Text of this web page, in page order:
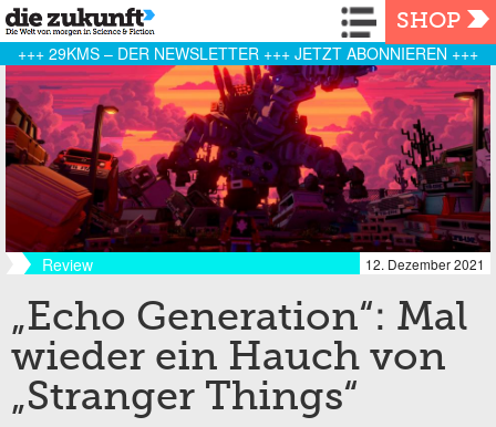
Navigation
SHOP
+++ 29KMS – DER NEWSLETTER +++ JETZT ABONNIEREN +++
Review 12. Dezember 2021
„Echo Generation“: Mal
wieder ein Hauch von
„Stranger Things“